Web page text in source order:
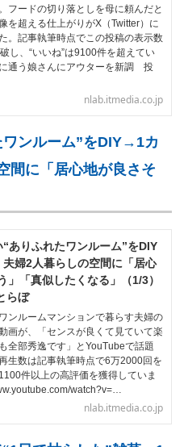
フードの切り落としを母に頼んだと
超える仕上がりがX（Twitter）に
。記事執筆時点でこの投稿の表示数
し、“いいね”は9100件を超えてい
通う娘さんにアウターを新調 投
nlab.itmedia.co.jp
ンルーム”をDIY→1カ
間に「居心地が良さそ
ありふれたワンルーム”をDIY
婦2人暮らしの空間に「居心
」「真似したくなる」（1/3）
らぼ
ンルームマンションで暮らす夫婦の
画が、「センスが良くて見ていて楽
全部秀逸です」とYouTubeで話題
生数は記事執筆時点で6万2000回を
件以上の高評価を獲得していま
watch?v=…
nlab.itmedia.co.jp